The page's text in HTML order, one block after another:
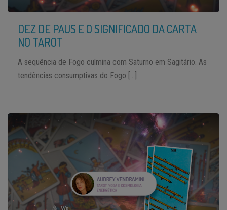
DEZ DE PAUS E O SIGNIFICADO DA CARTA
NO TAROT
A sequência de Fogo culmina com Saturno em Sagitário. As
tendências consumptivas do Fogo […]